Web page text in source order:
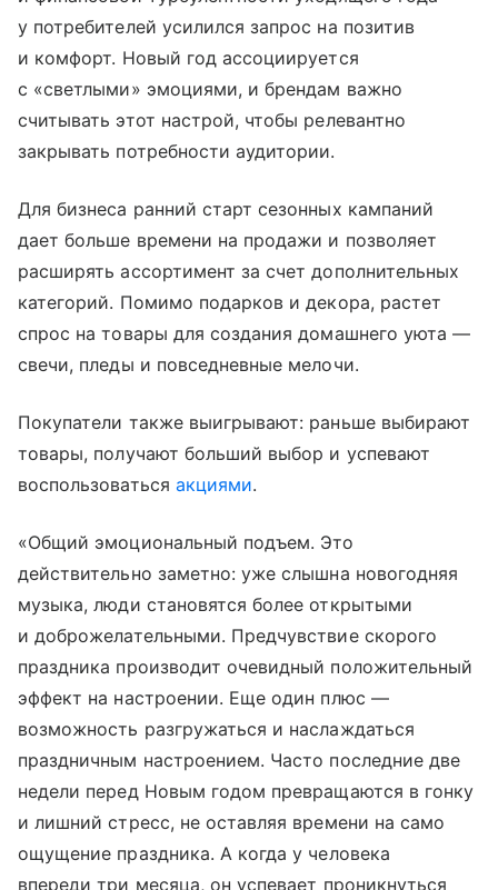
у потребителей усилился запрос на позитив
и комфорт. Новый год ассоциируется
с «светлыми» эмоциями, и брендам важно
считывать этот настрой, чтобы релевантно
закрывать потребности аудитории.
Для бизнеса ранний старт сезонных кампаний
дает больше времени на продажи и позволяет
расширять ассортимент за счет дополнительных
категорий. Помимо подарков и декора, растет
спрос на товары для создания домашнего уюта —
свечи, пледы и повседневные мелочи.
Покупатели также выигрывают: раньше выбирают
товары, получают больший выбор и успевают
воспользоваться акциями.
«Общий эмоциональный подъем. Это
действительно заметно: уже слышна новогодняя
музыка, люди становятся более открытыми
и доброжелательными. Предчувствие скорого
праздника производит очевидный положительный
эффект на настроении. Еще один плюс —
возможность разгружаться и наслаждаться
праздничным настроением. Часто последние две
недели перед Новым годом превращаются в гонку
и лишний стресс, не оставляя времени на само
ощущение праздника. А когда у человека
впереди три месяца, он успевает проникнуться